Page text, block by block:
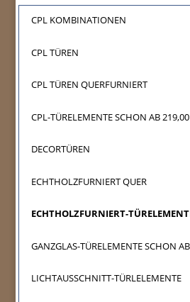
CPL KOMBINATIONEN
CPL TÜREN
CPL TÜREN QUERFURNIERT
CPL-TÜRELEMENTE SCHON AB 219,00
DECORTÜREN
ECHTHOLZFURNIERT QUER
ECHTHOLZFURNIERT-
GANZGLAS-TÜRELEMENTE SCHON
LICHTAUSSCHNITT-TÜRLELEMENTE